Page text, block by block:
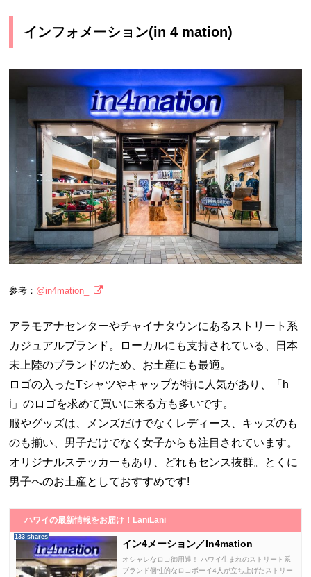
インフォメーション(in 4 mation)
参考： @in4mation_
アラモアナセンターやチャイナタウンにあるストリート系
カジュアルブランド。ローカルにも支持されている、日本
未上陸のブランドのため、お土産にも最適。
ロゴの入ったTシャツやキャップが特に人気があり、「h
i」のロゴを求めて買いに来る方も多いです。
服やグッズは、メンズだけでなくレディース、キッズのも
のも揃い、男子だけでなく女子からも注目されています。
オリジナルステッカーもあり、どれもセンス抜群。とくに
男子へのお土産としておすすめです!
ハワイの最新情報をお届け！LaniLani
133 shares
イン4メーション／In4mation
オシャレなロコ御用達！ ハワイ生まれのストリート系
ブランド個性的なロコボーイ4人が立ち上げたストリー